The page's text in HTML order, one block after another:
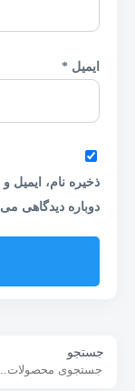
ایمیل *
ذخیره نام،
دوباره دیدگاهی
جستجو